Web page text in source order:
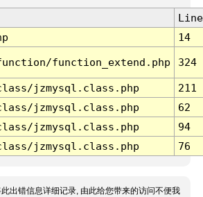
Line
14
function_extend.php 324
jzmysql.class.php
211
jzmysql.class.php
62
jzmysql.class.php
94
jzmysql.class.php 76
此出错信息详细记录, 由此给您带来的访问不便我